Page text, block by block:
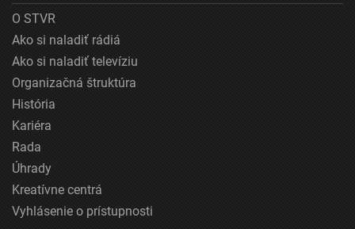
O STVR
Ako si naladiť rádiá
Ako si naladiť televíziu
Organizačná štruktúra
História
Kariéra
Rada
Úhrady
Kreatívne centrá
Vyhlásenie o prístupnosti